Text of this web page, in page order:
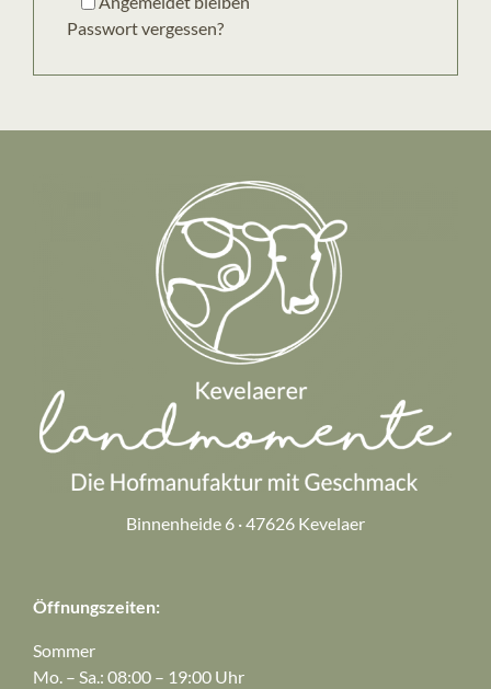
Passwort vergessen?
Binnenheide 6 · 47626 Kevelaer
Öffnungszeiten:
Sommer
Mo. – Sa.: 08:00 – 19:00 Uhr